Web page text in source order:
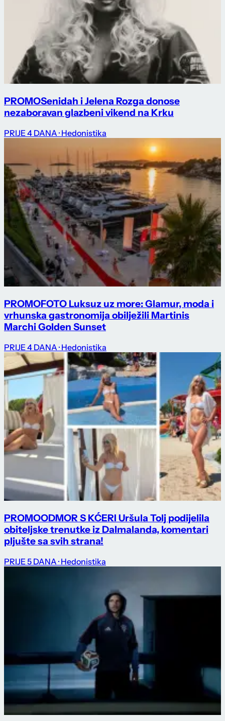
PROMOSenidah i Jelena Rozga donose
nezaboravan glazbeni vikend na Krku
PRIJE 4 DANA · Hedonistika
PROMOFOTO Luksuz uz more: Glamur, moda i
vrhunska gastronomija obilježili Martinis
Marchi Golden Sunset
PRIJE 4 DANA · Hedonistika
PROMOODMOR S KĆERI Uršula Tolj podijelila
obiteljske trenutke iz Dalmalanda, komentari
pljušte sa svih strana!
PRIJE 5 DANA · Hedonistika